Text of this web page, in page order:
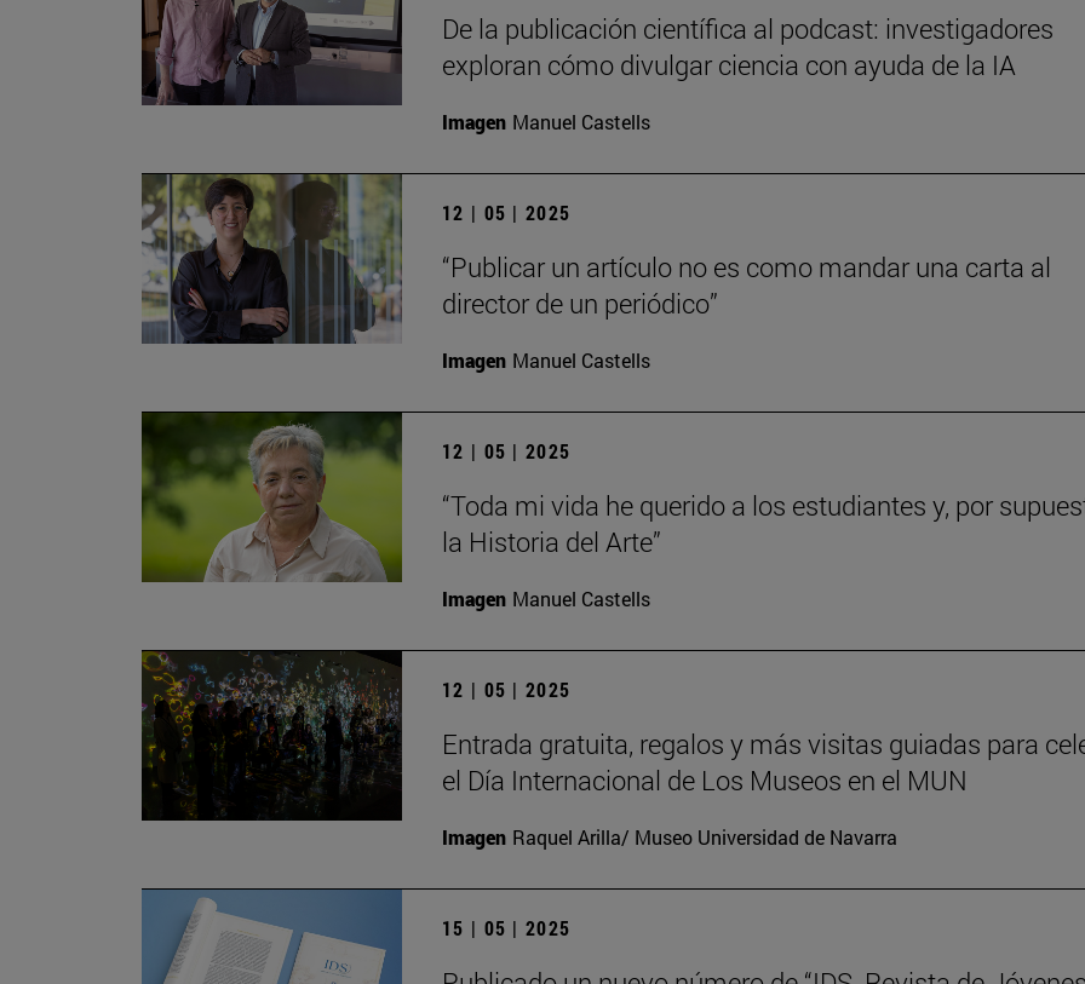
De la publicación científica al podcast: investigadores
exploran cómo divulgar ciencia con ayuda de la IA
Imagen Manuel Castells
12 | 05 | 2025
“Publicar un artículo no es como mandar una carta al
director de un periódico”
Imagen Manuel Castells
12 | 05 | 2025
“Toda mi vida he querido a los estudiantes y, por
la Historia del Arte”
Imagen Manuel Castells
12 | 05 | 2025
Entrada gratuita, regalos y más visitas guiadas para
el Día Internacional de Los Museos en el MUN
Imagen Raquel Arilla/ Museo Universidad de Navarra
15 | 05 | 2025